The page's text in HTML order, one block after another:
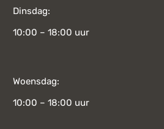
Dinsdag:
10:00 – 18:00 uur
Woensdag:
10:00 – 18:00 uur